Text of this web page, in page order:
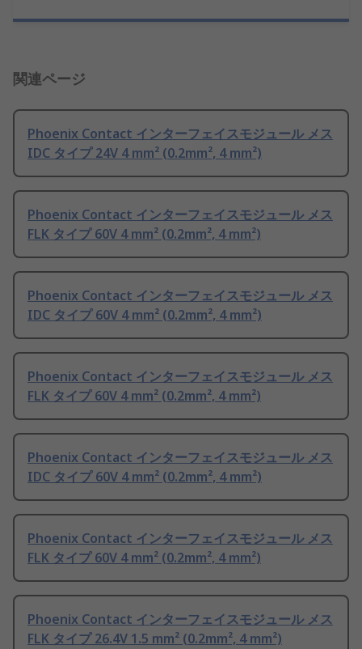
関連ページ
Phoenix Contact インターフェイスモジュール メス
IDC タイプ 24V 4 mm² (0.2mm², 4 mm²)
Phoenix Contact インターフェイスモジュール メス
FLK タイプ 60V 4 mm² (0.2mm², 4 mm²)
Phoenix Contact インターフェイスモジュール メス
IDC タイプ 60V 4 mm² (0.2mm², 4 mm²)
Phoenix Contact インターフェイスモジュール メス
FLK タイプ 60V 4 mm² (0.2mm², 4 mm²)
Phoenix Contact インターフェイスモジュール メス
IDC タイプ 60V 4 mm² (0.2mm², 4 mm²)
Phoenix Contact インターフェイスモジュール メス
FLK タイプ 60V 4 mm² (0.2mm², 4 mm²)
Phoenix Contact インターフェイスモジュール メス
FLK タイプ 26.4V 1.5 mm² (0.2mm², 4 mm²)